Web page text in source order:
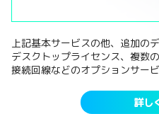
上記基本サービスの他、追加の
デスクトップライセンス、複数
接続回線などのオプションサー
詳し